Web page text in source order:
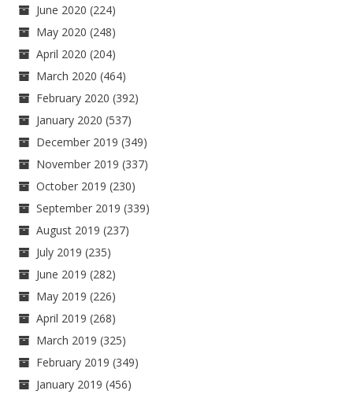
June 2020 (224)
May 2020 (248)
April 2020 (204)
March 2020 (464)
February 2020 (392)
January 2020 (537)
December 2019 (349)
November 2019 (337)
October 2019 (230)
September 2019 (339)
August 2019 (237)
July 2019 (235)
June 2019 (282)
May 2019 (226)
April 2019 (268)
March 2019 (325)
February 2019 (349)
January 2019 (456)